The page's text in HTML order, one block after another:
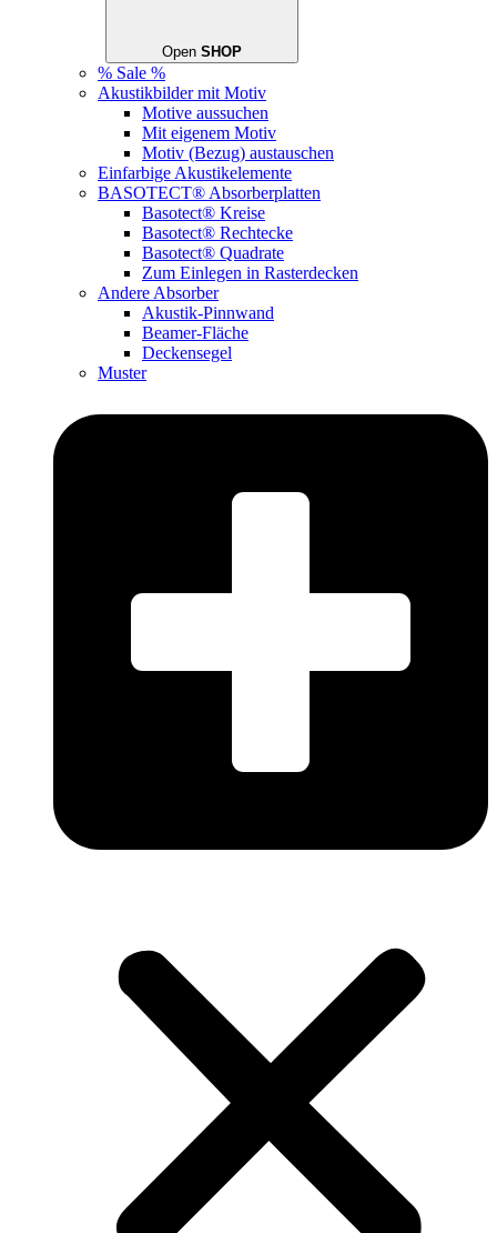
Open SHOP
% Sale %
Akustikbilder mit Motiv
Motive aussuchen
Mit eigenem Motiv
Motiv (Bezug) austauschen
Einfarbige Akustikelemente
BASOTECT® Absorberplatten
Basotect® Kreise
Basotect® Rechtecke
Basotect® Quadrate
Zum Einlegen in Rasterdecken
Andere Absorber
Akustik-Pinnwand
Beamer-Fläche
Deckensegel
Muster